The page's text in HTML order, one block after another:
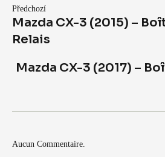
Předchozí
Mazda CX-3 (2015) –
Relais
Mazda CX-3 (2017) –
Aucun Commentaire.